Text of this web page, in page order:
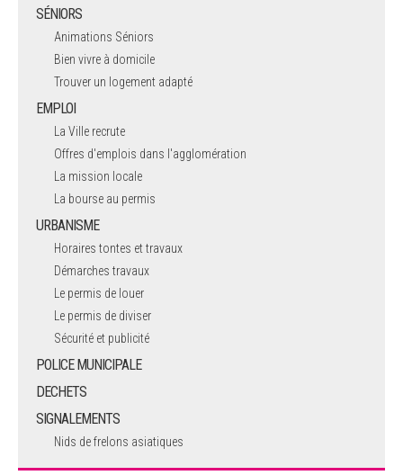
SÉNIORS
Animations Séniors
Bien vivre à domicile
Trouver un logement adapté
EMPLOI
La Ville recrute
Offres d'emplois dans l'agglomération
La mission locale
La bourse au permis
URBANISME
Horaires tontes et travaux
Démarches travaux
Le permis de louer
Le permis de diviser
Sécurité et publicité
POLICE MUNICIPALE
DECHETS
SIGNALEMENTS
Nids de frelons asiatiques